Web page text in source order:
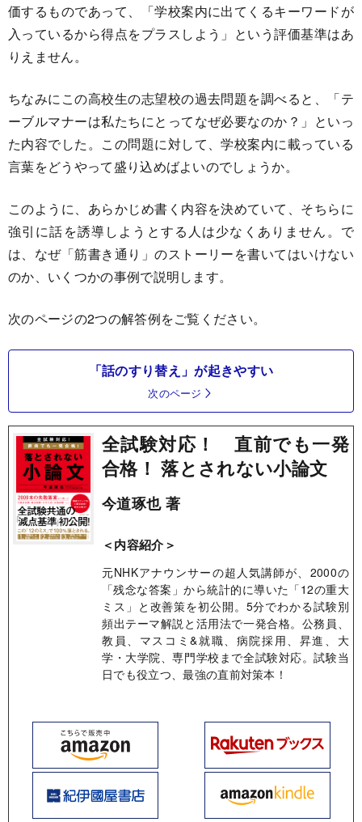
価するものであって、「学校案内に出てくるキーワードが
入っているから得点をプラスしよう」という評価基準はあ
りえません。
ちなみにこの高校生の志望校の過去問題を調べると、「テ
ーブルマナーは私たちにとってなぜ必要なのか？」といっ
た内容でした。この問題に対して、学校案内に載っている
言葉をどうやって盛り込めばよいのでしょうか。
このように、あらかじめ書く内容を決めていて、そちらに
強引に話を誘導しようとする人は少なくありません。で
は、なぜ「筋書き通り」のストーリーを書いてはいけない
のか、いくつかの事例で説明します。
次のページの2つの解答例をご覧ください。
「話のすり替え」が起きやすい
次のページ
全試験対応！ 直前でも一発
合格！ 落とされない小論文
今道琢也 著
＜内容紹介＞
元NHKアナウンサーの超人気講師が、2000の
「残念な答案」から統計的に導いた「12の重大
ミス」と改善策を初公開。5分でわかる試験別
頻出テーマ解説と活用法で一発合格。公務員、
教員、マスコミ&就職、病院採用、昇進、大
学・大学院、専門学校まで全試験対応。試験当
日でも役立つ、最強の直前対策本！